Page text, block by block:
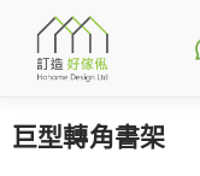
巨型轉角書架